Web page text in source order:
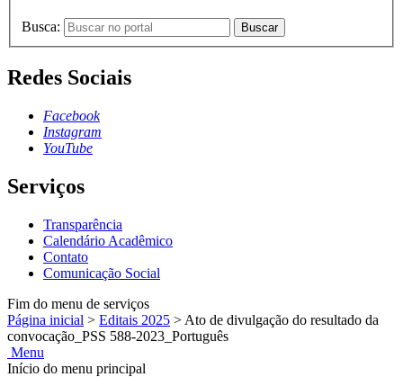
Busca: Buscar
Redes Sociais
Facebook
Instagram
YouTube
Serviços
Transparência
Calendário Acadêmico
Contato
Comunicação Social
Fim do menu de serviços
Página inicial > Editais 2025 > Ato de divulgação do resultado da
convocação_PSS 588-2023_Português
Menu
Início do menu principal